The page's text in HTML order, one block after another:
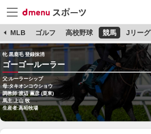
MLB ゴルフ 高校野球 競馬 Jリーグ
牝 黒鹿毛 登録抹消
ゴーゴールーラー
父:ルーラーシップ
母:タキオンコウショウ
調教師:渡辺 薫彦 (栗東)
馬主:上山 牧
生産者:高昭牧場